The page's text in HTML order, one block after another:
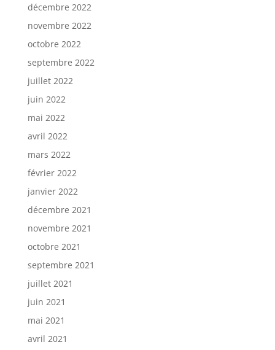
décembre 2022
novembre 2022
octobre 2022
septembre 2022
juillet 2022
juin 2022
mai 2022
avril 2022
mars 2022
février 2022
janvier 2022
décembre 2021
novembre 2021
octobre 2021
septembre 2021
juillet 2021
juin 2021
mai 2021
avril 2021